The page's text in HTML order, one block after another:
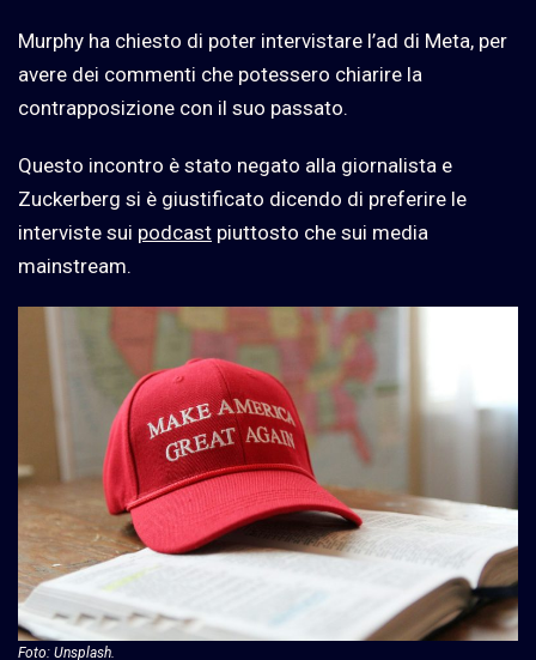
Murphy ha chiesto di poter intervistare l’ad di Meta, per
avere dei commenti che potessero chiarire la
contrapposizione con il suo passato.
Questo incontro è stato negato alla giornalista e
Zuckerberg si è giustificato dicendo di preferire le
interviste sui podcast piuttosto che sui media
mainstream.
Foto: Unsplash.